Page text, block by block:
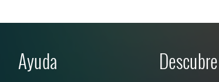
Ayuda Descubre